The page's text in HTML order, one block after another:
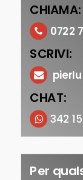
CHIAMA:
0722
SCRIVI:
CHAT:
342
Per